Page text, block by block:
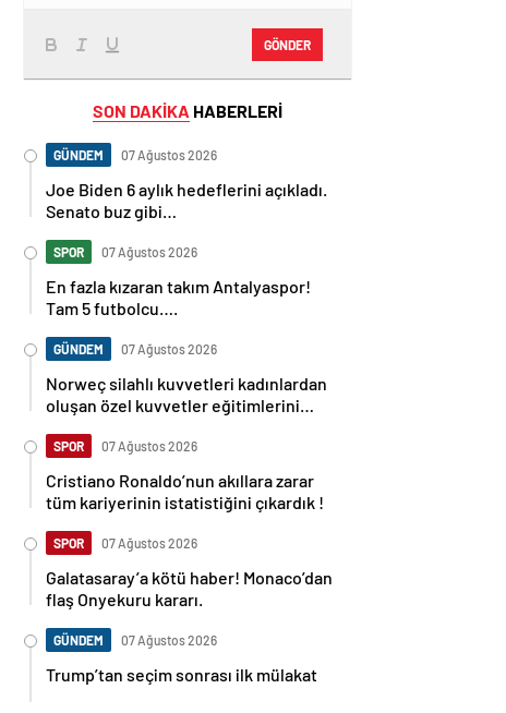
GÖNDER
SON DAKİKA HABERLERİ
GÜNDEM 07 Ağustos 2026
Joe Biden 6 aylık hedeflerini açıkladı.
Senato buz gibi…
SPOR 07 Ağustos 2026
En fazla kızaran takım Antalyaspor!
Tam 5 futbolcu….
GÜNDEM 07 Ağustos 2026
Norweç silahlı kuvvetleri kadınlardan
oluşan özel kuvvetler eğitimlerini
SPOR 07 Ağustos 2026
Cristiano Ronaldo’nun akıllara zarar
tüm kariyerinin istatistiğini çıkardık !
SPOR 07 Ağustos 2026
Galatasaray’a kötü haber! Monaco’dan
flaş Onyekuru kararı.
GÜNDEM 07 Ağustos 2026
Trump’tan seçim sonrası ilk mülakat